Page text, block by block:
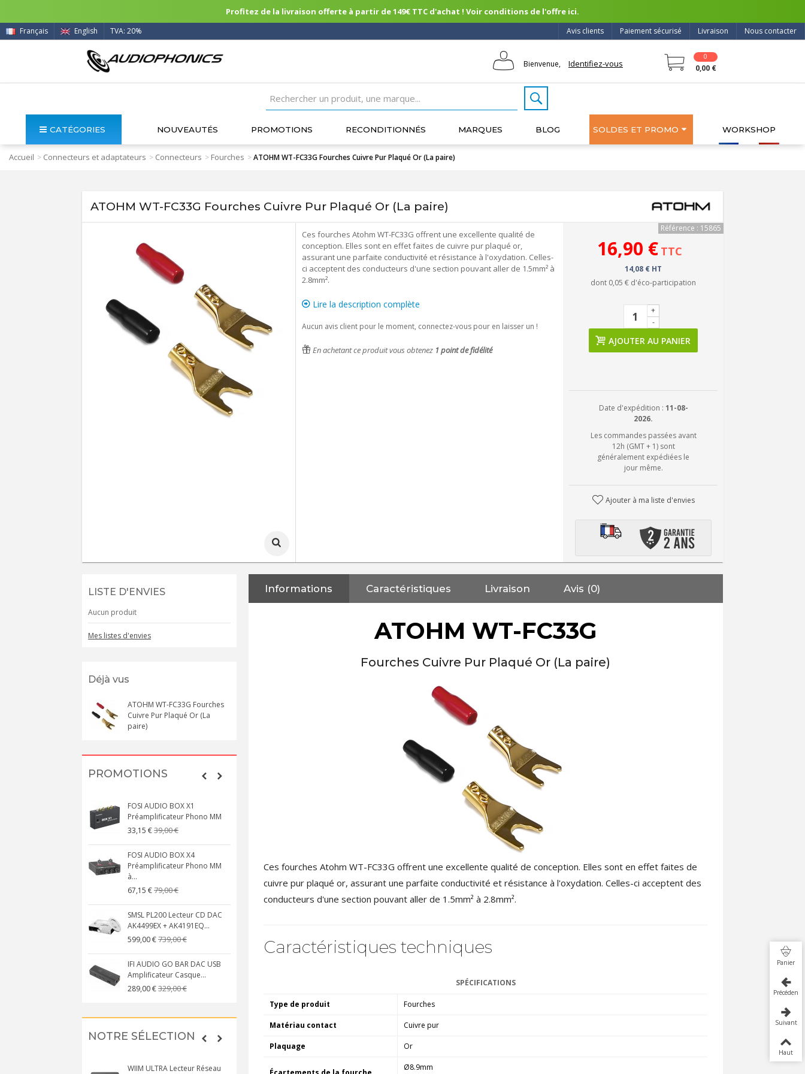
Profitez de la livraison offerte à partir de 149€ TTC d'achat ! Voir conditions de l'offre ici.
Nous contacter
Livraison
Paiement sécurisé
Avis clients
Français English TVA: 20%
Bienvenue, Identifiez-vous
0
0,00 €
CATÉGORIES NOUVEAUTÉS PROMOTIONS RECONDITIONNÉS MARQUES BLOG SOLDES ET PROMO WORKSHOP
Accueil > Connecteurs et adaptateurs > Connecteurs > Fourches >ATOHM WT-FC33G Fourches Cuivre Pur Plaqué Or (La paire)
ATOHM WT-FC33G Fourches Cuivre Pur Plaqué Or (La paire)
Ces fourches Atohm WT-FC33G offrent une excellente qualité de
conception. Elles sont en effet faites de cuivre pur plaqué or,
assurant une parfaite conductivité et résistance à l'oxydation. Celles-
ci acceptent des conducteurs d'une section pouvant aller de 1.5mm² à
2.8mm².
Lire la description complète
Aucun avis client pour le moment, connectez-vous pour en laisser un !
En achetant ce produit vous obtenez 1 point de fidélité
Référence : 15865
16,90 € TTC
14,08 € HT
dont 0,05 € d'éco-participation
-
+
AJOUTER AU PANIER
Date d'expédition : 11-08-
2026.
Les commandes passées avant
12h (GMT + 1) sont
généralement expédiées le
jour même.
Ajouter à ma liste d'envies
LISTE D'ENVIES
Aucun produit
Mes listes d'envies
Déjà vus
ATOHM WT-FC33G Fourches
Cuivre Pur Plaqué Or (La
paire)
PROMOTIONS
FOSI AUDIO BOX X1
Préamplificateur Phono MM
33,15 €39,00 €
FOSI AUDIO BOX X4
Préamplificateur Phono MM
à...
67,15 €79,00 €
SMSL PL200 Lecteur CD DAC
AK4499EX + AK4191EQ...
599,00 €739,00 €
IFI AUDIO GO BAR DAC USB
Amplificateur Casque...
289,00 €329,00 €
MKSX4 Enceinte Subwoofer...
149,00 €179,90 €
AUDIOPHONICS DA-S250NC
FOSI AUDIO CA30
NOTRE SÉLECTION
WIIM ULTRA Lecteur Réseau
AUDIOPHONICS DAW-S250NC
Informations Caractéristiques Livraison Avis (0)
ATOHM WT-FC33G
Fourches Cuivre Pur Plaqué Or (La paire)
Ces fourches Atohm WT-FC33G offrent une excellente qualité de conception. Elles sont en effet faites de
cuivre pur plaqué or, assurant une parfaite conductivité et résistance à l'oxydation. Celles-ci acceptent des
conducteurs d'une section pouvant aller de 1.5mm² à 2.8mm².
Caractéristiques techniques
SPÉCIFICATIONS
Type de produit Fourches
Matériau contact Cuivre pur
Plaquage Or
Ø8.9mm
Panier
Précédent
Suivant
Haut